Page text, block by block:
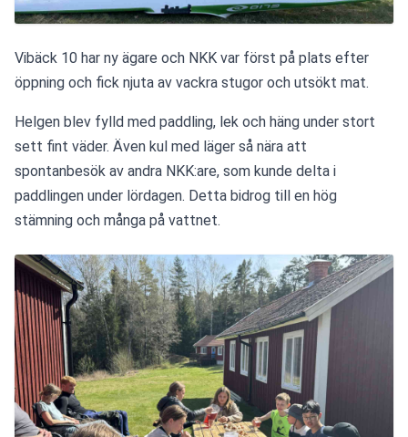
Vibäck 10 har ny ägare och NKK var först på plats efter
öppning och fick njuta av vackra stugor och utsökt mat.
Helgen blev fylld med paddling, lek och häng under stort
sett fint väder. Även kul med läger så nära att
spontanbesök av andra NKK:are, som kunde delta i
paddlingen under lördagen. Detta bidrog till en hög
stämning och många på vattnet.